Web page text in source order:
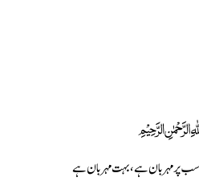
پر مہربان ہے، بہت مہربان ہے